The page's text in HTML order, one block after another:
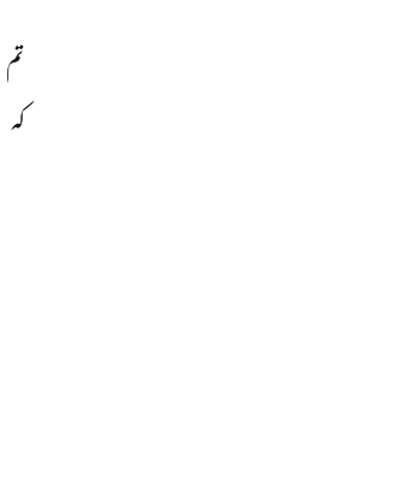
تم
کہ